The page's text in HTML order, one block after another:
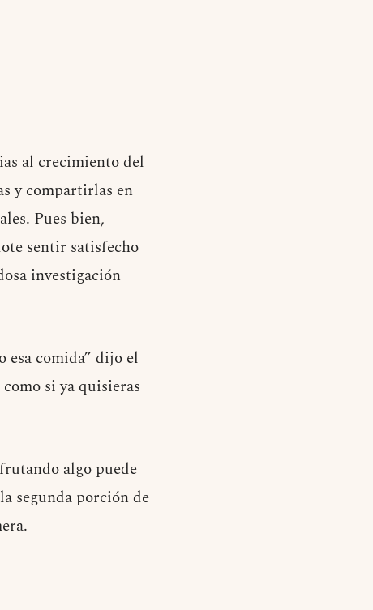
al crecimiento del
y compartirlas en
Pues bien,
sentir satisfecho
investigación
esa comida” dijo el
si ya quisieras
algo puede
segunda porción de